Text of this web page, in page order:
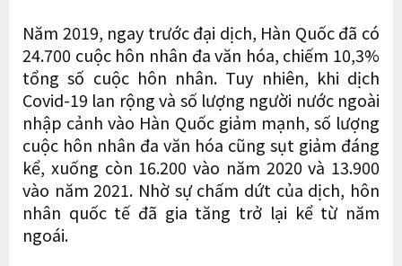
Năm 2019, ngay trước đại dịch, Hàn Quốc đã có
24.700 cuộc hôn nhân đa văn hóa, chiếm 10,3%
tổng số cuộc hôn nhân. Tuy nhiên, khi dịch
Covid-19 lan rộng và số lượng người nước ngoài
nhập cảnh vào Hàn Quốc giảm mạnh, số lượng
cuộc hôn nhân đa văn hóa cũng sụt giảm đáng
kể, xuống còn 16.200 vào năm 2020 và 13.900
vào năm 2021. Nhờ sự chấm dứt của dịch, hôn
nhân quốc tế đã gia tăng trở lại kể từ năm
ngoái.